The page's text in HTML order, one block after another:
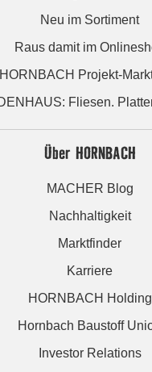
Neu im Sortiment
Raus damit im
HORNBACH Projekt-
Fliesen.
Über HORNBACH
MACHER Blog
Nachhaltigkeit
Marktfinder
Karriere
HORNBACH Holding
Hornbach Baustoff
Investor Relations